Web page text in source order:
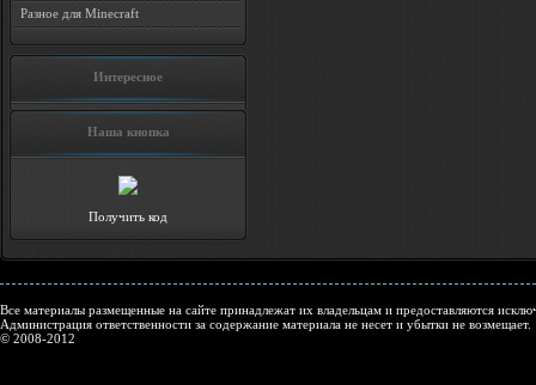
Разное для Minecraft
Интересное
Наша кнопка
Получить код
Все материалы размещенные на сайте принадлежат их владельцам и предоставляются
Администрация ответственности за содержание материала не несет и убытки не возмещает.
© 2008-2012